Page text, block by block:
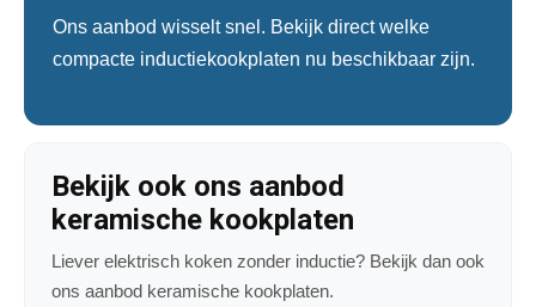
Ons aanbod wisselt snel. Bekijk direct welke
compacte inductiekookplaten nu beschikbaar zijn.
Bekijk ook ons aanbod
keramische kookplaten
Liever elektrisch koken zonder inductie? Bekijk dan ook
ons aanbod keramische kookplaten.